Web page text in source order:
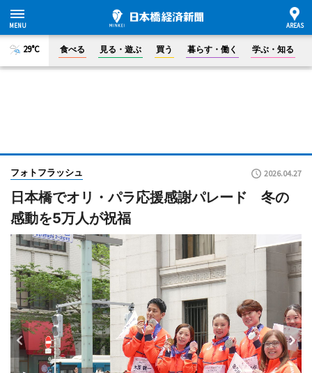
29°C 食べる 見る・遊ぶ 買う 暮らす・働く 学ぶ・知る
フォトフラッシュ 2026.04.27
日本橋でオリ・パラ応援感謝パレード 冬の
感動を5万人が祝福